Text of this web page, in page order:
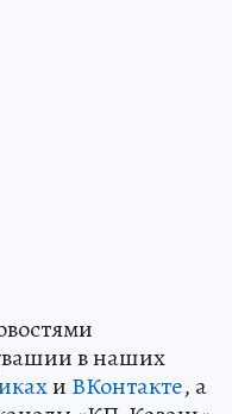
в наших
и ВКонтакте, а